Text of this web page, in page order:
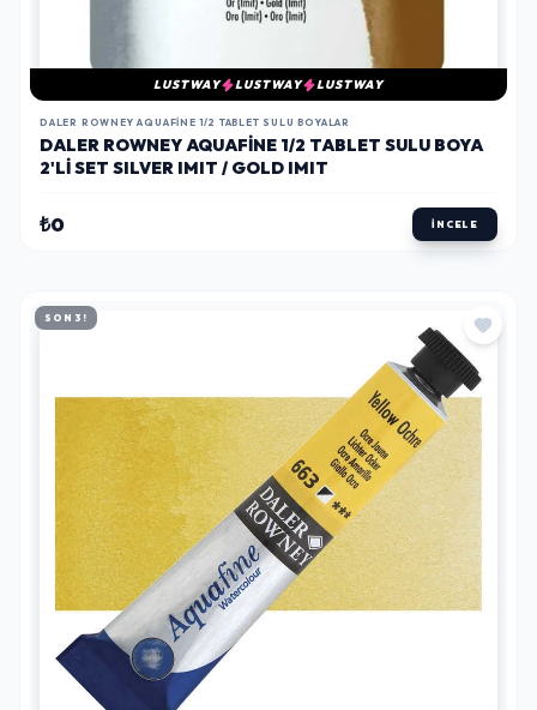
LUSTWAY LUSTWAY LUSTWAY
DALER ROWNEY AQUAFINE 1/2 TABLET SULU BOYALAR
DALER ROWNEY AQUAFINE 1/2 TABLET SULU BOYA
2'LI SET SILVER IMIT / GOLD IMIT
₺0 İNCELE
SON 3!